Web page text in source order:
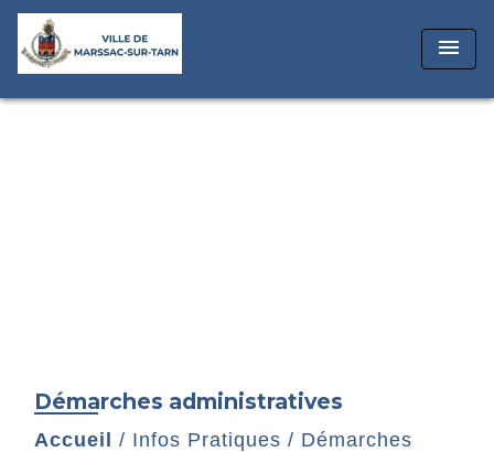
menu
Démarches administratives
Accueil / Infos Pratiques / Démarches